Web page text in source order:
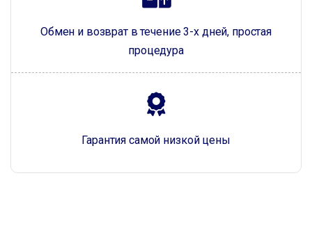
Обмен и возврат в течение 3-х дней, простая
процедура
Гарантия самой низкой цены